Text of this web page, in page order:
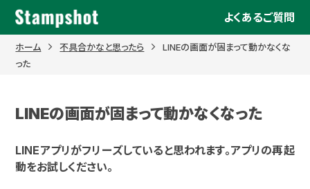
Skip
content
よくあるご質問
ホーム 不具合かなと思ったら
LINEの画面が固まって動かなくな
った
LINEの画面が固まって動かなくなった
LINEアプリがフリーズしていると思われます。アプリの再起
動をお試しください。